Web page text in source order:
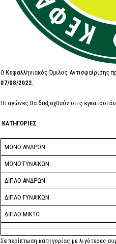
Ο Κεφαλληνιακός Όμιλος Αντισφαίρισης
07/08/2022.
Οι αγώνες θα διεξαχθούν στις
ΚΑΤΗΓΟΡΙΕΣ
ΜΟΝΟ ΑΝΔΡΩΝ
ΜΟΝΟ ΓΥΝΑΙΚΩΝ
ΔΙΠΛΟ ΑΝΔΡΩΝ
ΔΙΠΛΟ ΓΥΝΑΙΚΩΝ
ΔΙΠΛΟ ΜΙΚΤΟ
Σε περίπτωση κατηγορίας με λιγότερες